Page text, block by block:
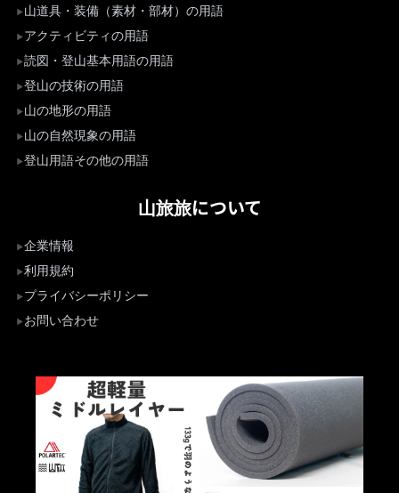
山道具・装備（素材・部材）の用語
アクティビティの用語
読図・登山基本用語の用語
登山の技術の用語
山の地形の用語
山の自然現象の用語
登山用語その他の用語
山旅旅について
企業情報
利用規約
プライバシーポリシー
お問い合わせ